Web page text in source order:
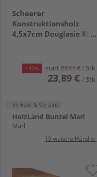
Scheerer
Konstruktionsholz
4,5x7cm Douglasie KD+
- 12% statt 27,15€ / Stk.
23,89 € / Stk.
Verkauf & Versand
HolzLand Bunzel Marl
Marl
19 weitere Händler